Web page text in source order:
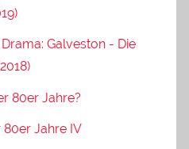
Galveston - Die
80er Jahre?
80er Jahre IV